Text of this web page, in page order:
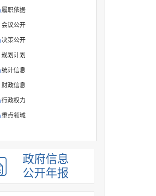
履职依据
会议公开
决策公开
规划计划
统计信息
财政信息
行政权力
重点领域
政府信息
公开年报